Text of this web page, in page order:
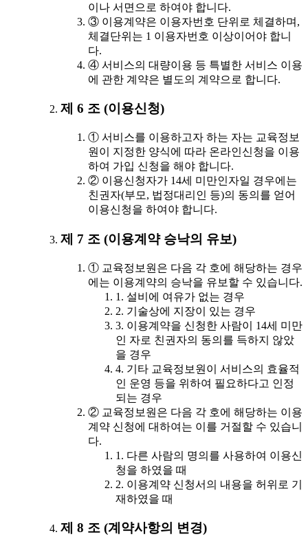
이나 서면으로 하여야 합니다.
③ 이용계약은 이용자번호 단위로 체결하며,
체결단위는 1 이용자번호 이상이어야 합니
다.
④ 서비스의 대량이용 등 특별한 서비스 이용
에 관한 계약은 별도의 계약으로 합니다.
제 6 조 (이용신청)
① 서비스를 이용하고자 하는 자는 교육정보
원이 지정한 양식에 따라 온라인신청을 이용
하여 가입 신청을 해야 합니다.
② 이용신청자가 14세 미만인자일 경우에는
친권자(부모, 법정대리인 등)의 동의를 얻어
이용신청을 하여야 합니다.
제 7 조 (이용계약 승낙의 유보)
① 교육정보원은 다음 각 호에 해당하는 경우
에는 이용계약의 승낙을 유보할 수 있습니다.
1. 설비에 여유가 없는 경우
2. 기술상에 지장이 있는 경우
3. 이용계약을 신청한 사람이 14세 미만
인 자로 친권자의 동의를 득하지 않았
을 경우
4. 기타 교육정보원이 서비스의 효율적
인 운영 등을 위하여 필요하다고 인정
되는 경우
② 교육정보원은 다음 각 호에 해당하는 이용
계약 신청에 대하여는 이를 거절할 수 있습니
다.
1. 다른 사람의 명의를 사용하여 이용신
청을 하였을 때
2. 이용계약 신청서의 내용을 허위로 기
재하였을 때
제 8 조 (계약사항의 변경)